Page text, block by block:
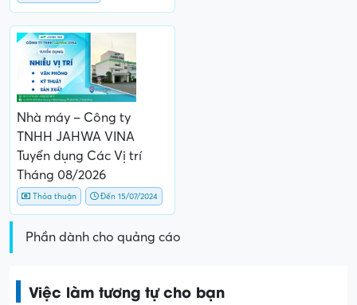
Nhà máy – Công ty
TNHH JAHWA VINA
Tuyển dụng Các Vị trí
Tháng 08/2026
Thỏa thuận Đến 15/07/2024
Phần dành cho quảng cáo
Việc làm tương tự cho bạn